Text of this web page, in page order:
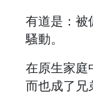
有道是：被
騷動。
在原生家庭
而也成了兄